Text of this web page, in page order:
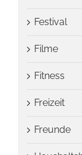
Festival
Filme
Fitness
Freizeit
Freunde